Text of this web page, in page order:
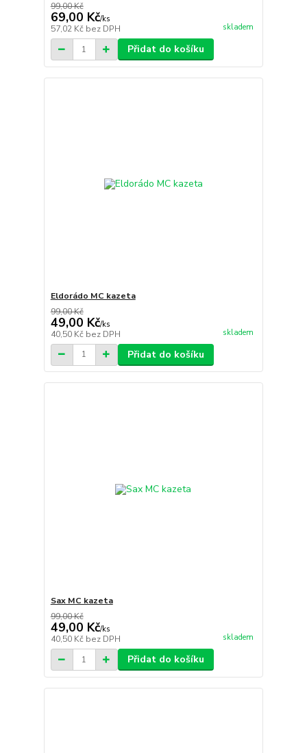
99,00 Kč
69,00 Kč/ks
57,02 Kč bez DPH skladem
Přidat do košíku
Eldorádo MC kazeta
99,00 Kč
49,00 Kč/ks
40,50 Kč bez DPH skladem
Přidat do košíku
Sax MC kazeta
99,00 Kč
49,00 Kč/ks
40,50 Kč bez DPH skladem
Přidat do košíku